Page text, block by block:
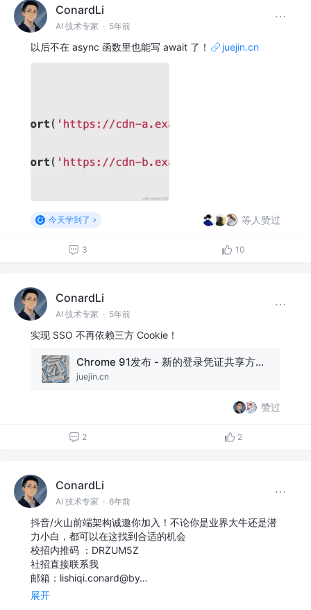
ConardLi
AI 技术专家 · 5年前
以后不在 async 函数里也能写 await 了！ juejin.cn
今天学到了 等人赞过
3 10
ConardLi
AI 技术专家 · 5年前
实现 SSO 不再依赖三方 Cookie！
Chrome 91发布 - 新的登录凭证共享方案、支持剪贴板读取文件
juejin.cn
赞过
2 2
ConardLi
AI 技术专家 · 6年前
抖音/火山前端架构诚邀你加入！不论你是业界大牛还是潜
力小白，都可以在这找到合适的机会
校招内推码 ：DRZUM5Z
社招直接联系我
邮箱：lishiqi.conard@by…
展开